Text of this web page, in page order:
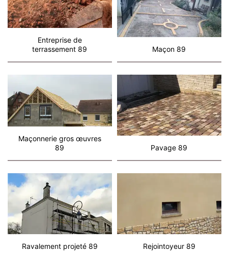
Entreprise de
terrassement 89
Maçon 89
Maçonnerie gros œuvres
89
Pavage 89
Ravalement projeté 89 Rejointoyeur 89